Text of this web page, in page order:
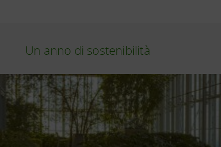
Un anno di sostenibilità